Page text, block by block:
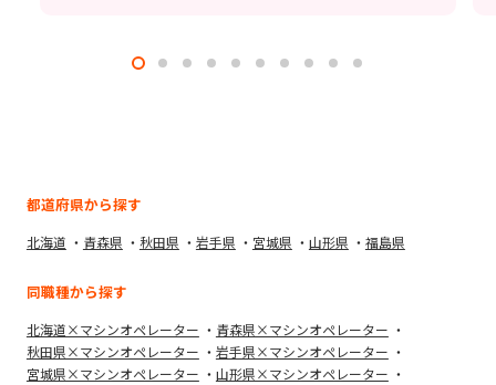
都道府県から探す
北海道 青森県 秋田県 岩手県 宮城県 山形県 福島県
同職種から探す
北海道×マシンオペレーター
青森県×マシンオペレーター
秋田県×マシンオペレーター
岩手県×マシンオペレーター
宮城県×マシンオペレーター
山形県×マシンオペレーター